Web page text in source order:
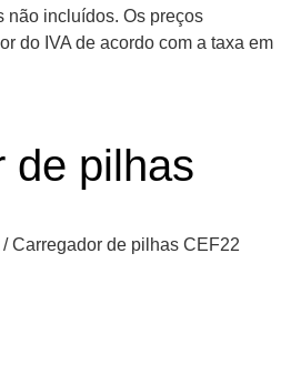
não incluídos. Os preços
do IVA de acordo com a taxa em
de pilhas
/ Carregador de pilhas CEF22